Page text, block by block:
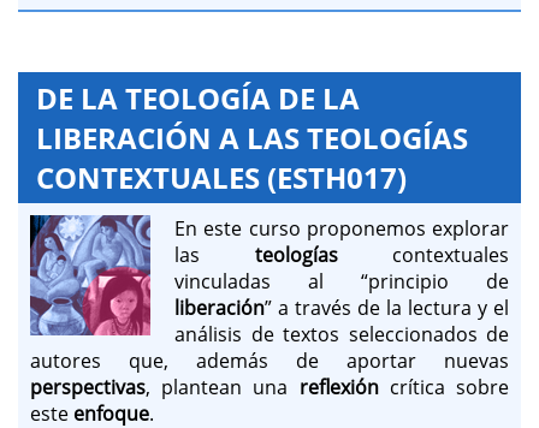
DE LA TEOLOGÍA DE LA
LIBERACIÓN A LAS TEOLOGÍAS
CONTEXTUALES (ESTH017)
En este curso proponemos explorar
las teologíascontextuales
vinculadas al “principio de
liberación” a través de la lectura y el
análisis de textos seleccionados de
autores que, además de aportar nuevas
perspectivas, plantean una reflexióncrítica sobre
este enfoque.